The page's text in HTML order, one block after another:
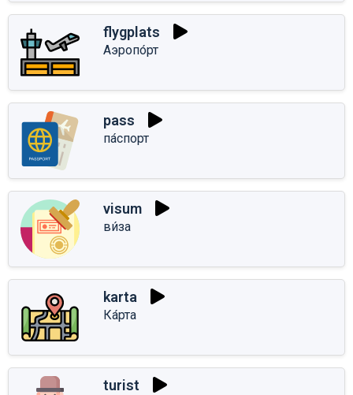
flygplats
Аэропо́рт
pass
па́спорт
visum
ви́за
karta
Ка́рта
turist